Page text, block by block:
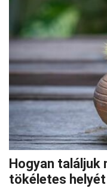
Hogyan találjuk
tökéletes